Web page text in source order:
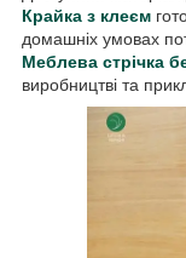
Крайка з клеєм
домашніх умовах
Меблева стрічка
виробництві та